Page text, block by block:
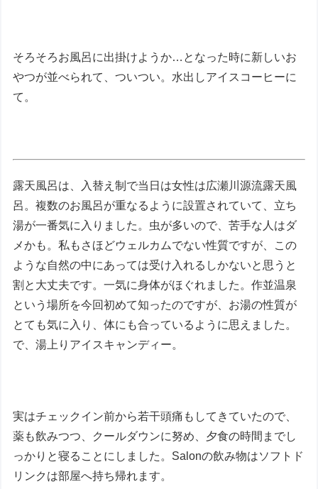
そろそろお風呂に出掛けようか…となった時に新しいお
やつが並べられて、ついつい。水出しアイスコーヒーに
て。
露天風呂は、入替え制で当日は女性は広瀬川源流露天風
呂。複数のお風呂が重なるように設置されていて、立ち
湯が一番気に入りました。虫が多いので、苦手な人はダ
メかも。私もさほどウェルカムでない性質ですが、この
ような自然の中にあっては受け入れるしかないと思うと
割と大丈夫です。一気に身体がほぐれました。作並温泉
という場所を今回初めて知ったのですが、お湯の性質が
とても気に入り、体にも合っているように思えました。
で、湯上りアイスキャンディー。
実はチェックイン前から若干頭痛もしてきていたので、
薬も飲みつつ、クールダウンに努め、夕食の時間までし
っかりと寝ることにしました。Salonの飲み物はソフトド
リンクは部屋へ持ち帰れます。